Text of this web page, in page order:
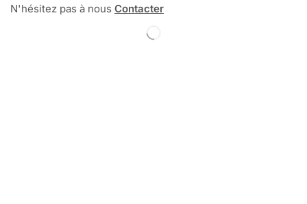
N'hésitez pas à nous Contacter